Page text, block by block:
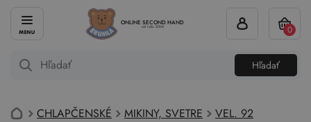
ONLINE SECOND HAND
od roku 2004
Hľadať
0
CHLAPČENSKÉ MIKINY, SVETRE VEL. 92